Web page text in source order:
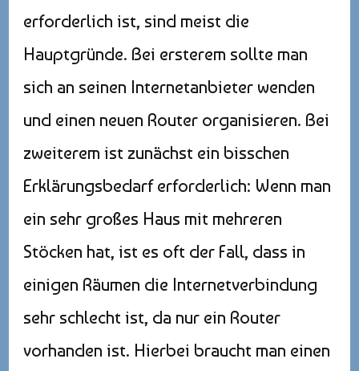
erforderlich ist, sind meist die
Hauptgründe. Bei ersterem sollte man
sich an seinen Internetanbieter wenden
und einen neuen Router organisieren. Bei
zweiterem ist zunächst ein bisschen
Erklärungsbedarf erforderlich: Wenn man
ein sehr großes Haus mit mehreren
Stöcken hat, ist es oft der Fall, dass in
einigen Räumen die Internetverbindung
sehr schlecht ist, da nur ein Router
vorhanden ist. Hierbei braucht man einen